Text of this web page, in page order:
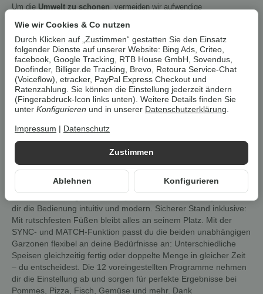
Um die Umwelt zu schonen, vermeiden wir aufwendige
Bestellung imOriginalkarton des Herstellers
GOURMETmaxx Heißluft-Fritteuse
Doppelkorb
Entdecke die neue Generation von Heißluftfritteusen im
vertikalen Design: Mit der GOURMETmaxx Vertikalen
Gesamtvolumen (6 l pro Kammer) ganz einfach
Lieblingsgerichte für bis zu 10 Personen auf den Tisch.
Besonders smart: Das 9,6 Zoll große, farbige LED-Touchdisplay
lässt sich bis zu 90° ausklappen und in 4 verschiedenen Winkeln
arretieren – für deine optimale Ablesbarkeit aus vielen
dir die Bedienung intuitiv und modern. Sicherer Stand inklusive:
Mit rutschfesten Füßen bleibt alles an seinem Platz. Mit der
SYNC- und MATCH-Funktion passt du die beiden unabhängigen
Garzonen flexibel an deine Bedürfnisse an: Unterschiedliche
Speisen gleichzeitig fertig oder doppelte Menge in gleicher Zeit
– du entscheidest. Die 12 voreingestellten Programme nehmen
dir die Einstellung ab und sorgen für perfekte Ergebnisse bei
Pommes, Pizza, Fisch, Gemüse und mehr. Dank
Zustimmen
Ablehnen Konfigurieren
Wie wir Cookies & Co nutzen
Durch Klicken auf „Zustimmen“ gestatten Sie den Einsatz
folgender Dienste auf unserer Website: Bing Ads, Criteo,
facebook, Google Tracking, RTB House GmbH, Sovendus,
Doofinder, Billiger.de Tracking, Brevo, Retoura Service-Chat
(Voiceflow), etracker, PayPal Express Checkout und
Ratenzahlung. Sie können die Einstellung jederzeit ändern
(Fingerabdruck-Icon links unten). Weitere Details finden Sie
unter Konfigurieren und in unserer Datenschutzerklärung.
Impressum Datenschutz